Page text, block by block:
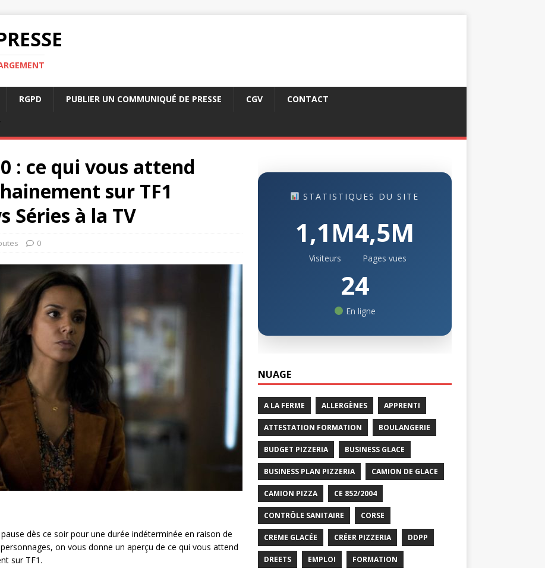
RGPD PUBLIER UN COMMUNIQUÉ DE PRESSE CGV CONTACT
: ce qui vous attend
sur TF1
Séries à la TV
0
dès ce soir pour une durée indéterminée en raison de
on vous donne un aperçu de ce qui vous attend
sur TF1.
STATISTIQUES DU SITE
1,1M
Visiteurs
4,5M
Pages vues
24
En ligne
NUAGE
A LA FERME ALLERGÈNES APPRENTI
ATTESTATION FORMATION BOULANGERIE
BUDGET PIZZERIA BUSINESS GLACE
BUSINESS PLAN PIZZERIA CAMION DE GLACE
CAMION PIZZA CE 852/2004
CONTRÔLE SANITAIRE CORSE
CREME GLACÉE CRÉER PIZZERIA DDPP
DREETS EMPLOI FORMATION